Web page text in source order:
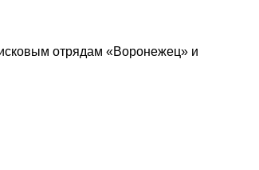
отрядам «Воронежец» и